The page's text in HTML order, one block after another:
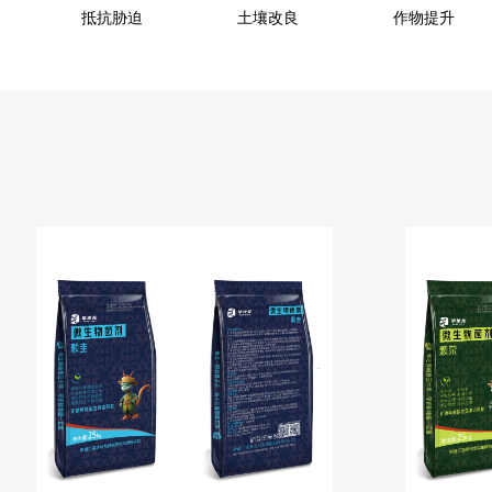
抵抗胁迫 土壤改良
土壤改良 作物提升
作物提升 植物营养